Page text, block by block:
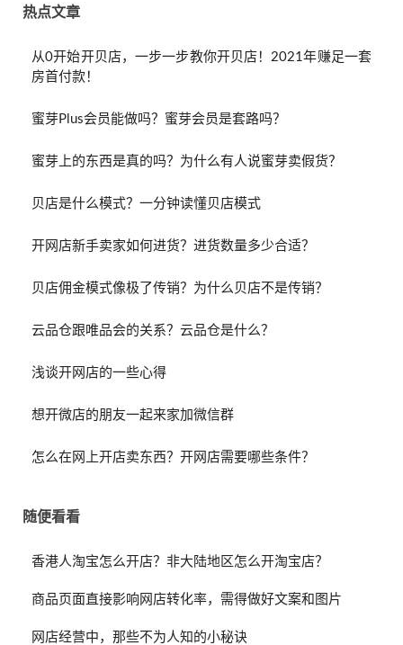
热点文章
从0开始开贝店，一步一步教你开贝店！2021年赚足一套
房首付款！
蜜芽Plus会员能做吗？蜜芽会员是套路吗？
蜜芽上的东西是真的吗？为什么有人说蜜芽卖假货？
贝店是什么模式？一分钟读懂贝店模式
开网店新手卖家如何进货？进货数量多少合适？
贝店佣金模式像极了传销？为什么贝店不是传销？
云品仓跟唯品会的关系？云品仓是什么？
浅谈开网店的一些心得
想开微店的朋友一起来家加微信群
怎么在网上开店卖东西？开网店需要哪些条件？
随便看看
香港人淘宝怎么开店？非大陆地区怎么开淘宝店？
商品页面直接影响网店转化率，需得做好文案和图片
网店经营中，那些不为人知的小秘诀